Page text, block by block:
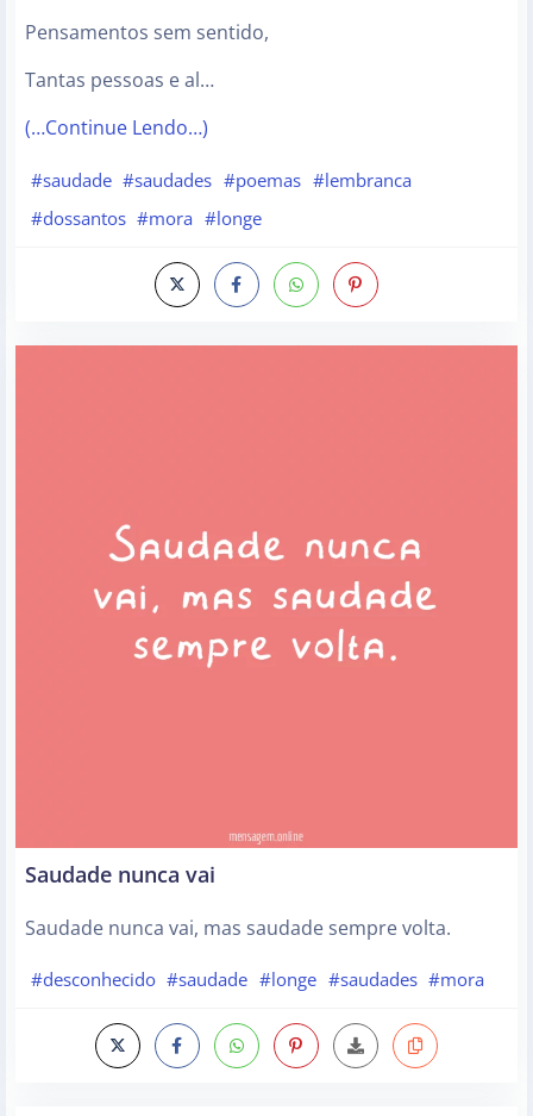
Pensamentos sem sentido,
Tantas pessoas e al…
(…Continue Lendo…)
#saudade #saudades #poemas #lembranca
#dossantos #mora #longe
Saudade nunca vai
Saudade nunca vai, mas saudade sempre volta.
#desconhecido #saudade #longe #saudades #mora